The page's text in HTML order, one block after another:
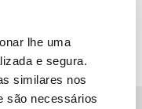
lhe uma
e segura.
similares nos
são necessários